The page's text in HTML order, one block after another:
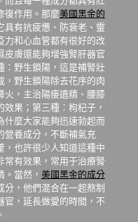
復作用。那麼美國黑金的
有抗疲憊、防衰老、靈
力和心血管都有很好的改
皮膚還能夠增強腎肝器官
：野生鎖陽，這是補腎壯
，野生鎖陽除去花序的肉
火，主治陽痿遺精、腰膝
果；第三種：枸杞子，
什麼大家能夠迅速勃起而
營養成分，不斷補氣充
，也許很少人知道這種中
常有效果，常用于治療腎
當然， 美國黑金的成分
分，他們混合在一起熬制
官，延長做愛的時間，不